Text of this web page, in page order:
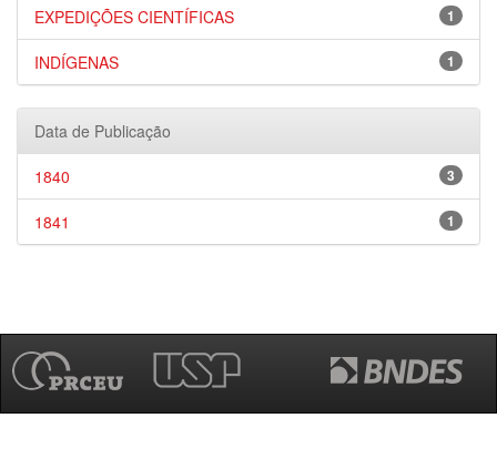
1
EXPEDIÇÕES CIENTÍFICAS
1
INDÍGENAS
Data de Publicação
3
1840
1
1841